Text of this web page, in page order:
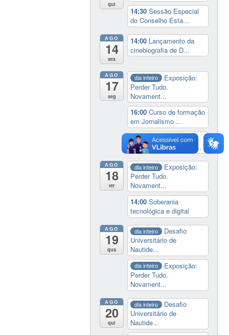
qui
14:30Sessão Especial
do Conselho Esta...
AGO
14
sex
14:00 Lançamento da
cinebiografia de D...
AGO
17
seg
dia inteiro
Exposição:
Perder Tudo.
Novament...
16:00Curso de formação
em Jornalismo ...
19:00
Aula Magna do
IELA: Homenagem ao...
AGO
18
ter
dia inteiro
Exposição:
Perder Tudo.
Novament...
14:00Soberania
tecnológica e digital
AGO
19
qua
dia inteiro
Desafio
Universitário de
Nautide...
dia inteiro
Exposição:
Perder Tudo.
Novament...
AGO
20
qui
dia inteiro
Desafio
Universitário de
Nautide...